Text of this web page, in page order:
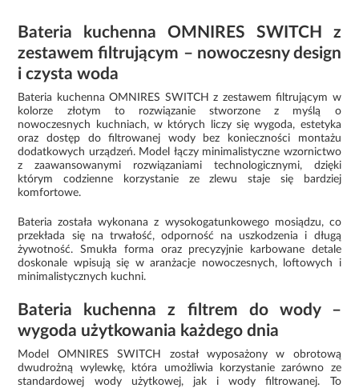
Bateria kuchenna OMNIRES SWITCH z
zestawem filtrującym – nowoczesny design
i czysta woda
Bateria kuchenna OMNIRES SWITCH z zestawem filtrującym w
kolorze złotym to rozwiązanie stworzone z myślą o
nowoczesnych kuchniach, w których liczy się wygoda, estetyka
oraz dostęp do filtrowanej wody bez konieczności montażu
dodatkowych urządzeń. Model łączy minimalistyczne wzornictwo
z zaawansowanymi rozwiązaniami technologicznymi, dzięki
którym codzienne korzystanie ze zlewu staje się bardziej
komfortowe.
Bateria została wykonana z wysokogatunkowego mosiądzu, co
przekłada się na trwałość, odporność na uszkodzenia i długą
żywotność. Smukła forma oraz precyzyjnie karbowane detale
doskonale wpisują się w aranżacje nowoczesnych, loftowych i
minimalistycznych kuchni.
Bateria kuchenna z filtrem do wody –
wygoda użytkowania każdego dnia
Model OMNIRES SWITCH został wyposażony w obrotową
dwudrożną wylewkę, która umożliwia korzystanie zarówno ze
standardowej wody użytkowej, jak i wody filtrowanej. To